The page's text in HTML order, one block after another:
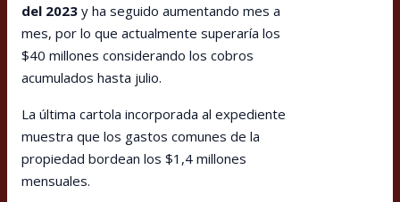
del 2023 y ha seguido aumentando mes a
mes, por lo que actualmente superaría los
$40 millones considerando los cobros
acumulados hasta julio.
La última cartola incorporada al expediente
muestra que los gastos comunes de la
propiedad bordean los $1,4 millones
mensuales.